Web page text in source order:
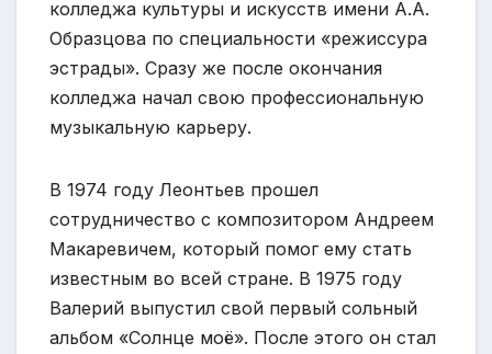
колледжа культуры и искусств имени А.А.
Образцова по специальности «режиссура
эстрады». Сразу же после окончания
колледжа начал свою профессиональную
музыкальную карьеру.
В 1974 году Леонтьев прошел
сотрудничество с композитором Андреем
Макаревичем, который помог ему стать
известным во всей стране. В 1975 году
Валерий выпустил свой первый сольный
альбом «Солнце моё». После этого он стал